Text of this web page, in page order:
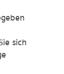
sich